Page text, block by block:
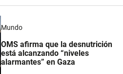
Mundo
OMS afirma que la desnutrición
está alcanzando “niveles
alarmantes” en Gaza